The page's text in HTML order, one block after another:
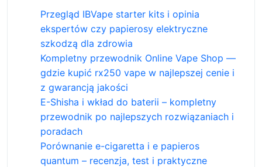
Przegląd IBVape starter kits i opinia
ekspertów czy papierosy elektryczne
szkodzą dla zdrowia
Kompletny przewodnik Online Vape Shop —
gdzie kupić rx250 vape w najlepszej cenie i
z gwarancją jakości
E-Shisha i wkład do baterii – kompletny
przewodnik po najlepszych rozwiązaniach i
poradach
Porównanie e-cigaretta i e papieros
quantum – recenzja, test i praktyczne